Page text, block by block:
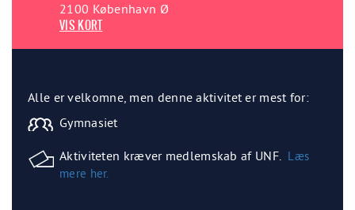
2100 København Ø
VIS KORT
Alle er velkomne, men denne aktivitet er mest for:
Gymnasiet
Aktiviteten kræver medlemskab af UNF. Læs
mere her.